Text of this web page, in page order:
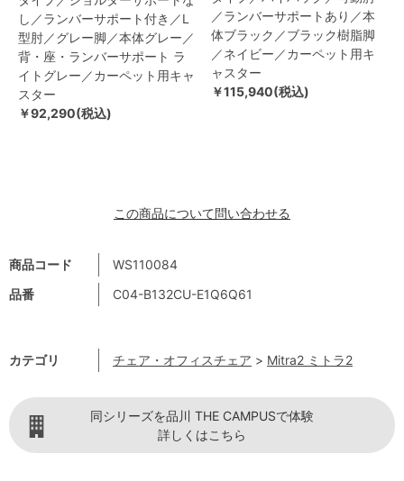
商品コード
WS110084
品番
C04-B132CU-E1Q6Q61
カテゴリ チェア・オフィスチェア > Mitra2 ミトラ2
し／ランバーサポート付き／L
型肘／グレー脚／本体グレー／
背・座・ランバーサポート ラ
イトグレー／カーペット用キャ
スター
￥92,290(税込)
／ランバーサポートあり／本
体ブラック／ブラック樹脂脚
／ネイビー／カーペット用キ
ャスター
￥115,940(税込)
この商品について問い合わせる
同シリーズを品川 THE CAMPUSで体験
詳しくはこちら